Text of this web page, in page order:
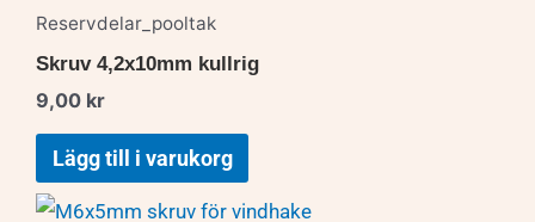
Reservdelar_pooltak
Skruv 4,2x10mm kullrig
9,00 kr
Lägg till i varukorg